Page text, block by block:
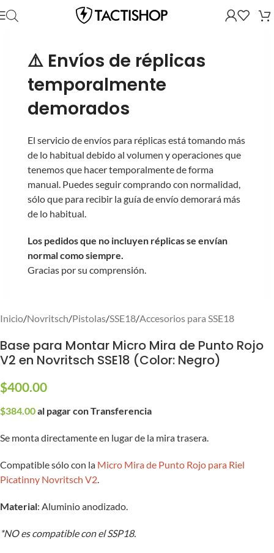
⚠️ Envíos de réplicas
temporalmente
demorados
El servicio de envíos para réplicas está tomando más
de lo habitual debido al volumen y operaciones que
tenemos que hacer temporalmente de forma
manual. Puedes seguir comprando con normalidad,
sólo que para recibir la guía de envío demorará más
de lo habitual.
Los pedidos que no incluyen réplicas se envían
normal como siempre.
Gracias por su comprensión.
Inicio/Novritsch/Pistolas/SSE18/Accesorios para SSE18
Base para Montar Micro Mira de Punto Rojo
V2 en Novritsch SSE18 (Color: Negro)
$400.00
$384.00al pagar con Transferencia
Se monta directamente en lugar de la mira trasera.
Compatible sólo con la Micro Mira de Punto Rojo para Riel
Picatinny Novritsch V2.
Material: Aluminio anodizado.
*NO es compatible con el SSP18.